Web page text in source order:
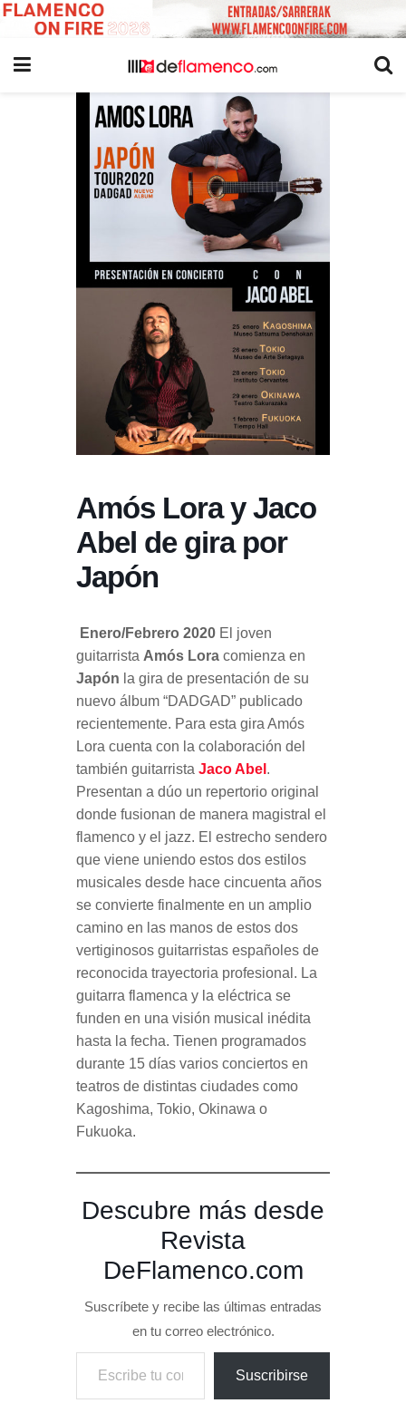
Amós Lora y Jaco
Abel de gira por
Japón
Enero/Febrero 2020 El joven
guitarrista Amós Lora comienza en
Japón la gira de presentación de su
nuevo álbum “DADGAD” publicado
recientemente. Para esta gira Amós
Lora cuenta con la colaboración del
también guitarrista Jaco Abel .
Presentan a dúo un repertorio original
donde fusionan de manera magistral el
flamenco y el jazz. El estrecho sendero
que viene uniendo estos dos estilos
musicales desde hace cincuenta años
se convierte finalmente en un amplio
camino en las manos de estos dos
vertiginosos guitarristas españoles de
reconocida trayectoria profesional. La
guitarra flamenca y la eléctrica se
funden en una visión musical inédita
hasta la fecha. Tienen programados
durante 15 días varios conciertos en
teatros de distintas ciudades como
Kagoshima, Tokio, Okinawa o
Fukuoka.
Descubre más desde
Revista
DeFlamenco.com
Suscríbete y recibe las últimas entradas
en tu correo electrónico.
Escribe tu correo electrónico…
Suscribirse